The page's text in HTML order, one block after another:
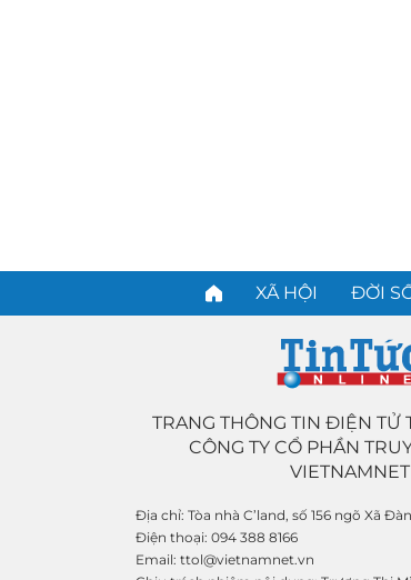
XÃ HỘI ĐỜI
TRANG THÔNG TIN ĐIỆN TỬ
CÔNG TY CỔ PHẦN
VIETNAMNET
Địa chỉ: Tòa nhà C’land, số 156 ngõ Xã
Điện thoại: 094 388 8166
Email: ttol@vietnamnet.vn